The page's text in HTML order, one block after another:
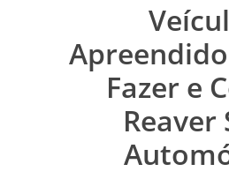
Fazer e
Reaver